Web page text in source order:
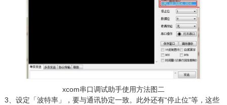
xcom串口调试助手使用方法图二
3、设定「波特率」，要与通讯协定一致。此外还有“停止位”等，这些